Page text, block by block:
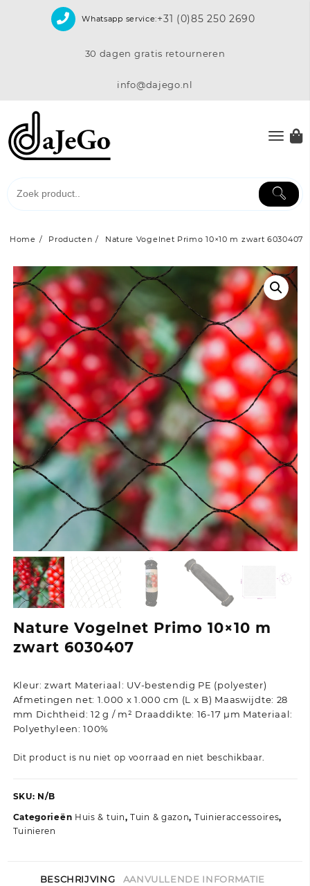
Whatsapp service:+31 (0)85 250 2690
30 dagen gratis retourneren
info@dajego.nl
Home Producten Nature Vogelnet Primo 10×10 m zwart 6030407
Nature Vogelnet Primo 10×10 m
zwart 6030407
Kleur: zwart Materiaal: UV-bestendig PE (polyester)
Afmetingen net: 1.000 x 1.000 cm (L x B) Maaswijdte: 28
mm Dichtheid: 12 g / m² Draaddikte: 16-17 μm Materiaal:
Polyethyleen: 100%
Dit product is nu niet op voorraad en niet beschikbaar.
SKU: N/B
Categorieën Huis & tuin,Tuin & gazon, Tuinieraccessoires,
Tuinieren
BESCHRIJVING AANVULLENDE INFORMATIE